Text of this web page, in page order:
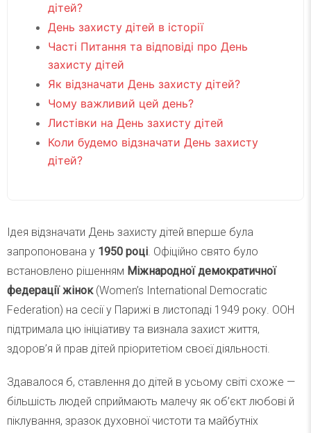
дітей?
День захисту дітей в історії
Часті Питання та відповіді про День
захисту дітей
Як відзначати День захисту дітей?
Чому важливий цей день?
Листівки на День захисту дітей
Коли будемо відзначати День захисту
дітей?
Ідея відзначати День захисту дітей вперше була
запропонована у 1950 році. Офіційно свято було
встановлено рішенням Міжнародної демократичної
федерації жінок (Women’s International Democratic
Federation) на сесії у Парижі в листопаді 1949 року. ООН
підтримала цю ініціативу та визнала захист життя,
здоров’я й прав дітей пріоритетіом своєї діяльності.
Здавалося б, ставлення до дітей в усьому світі схоже —
більшість людей сприймають малечу як об’єкт любові й
піклування, зразок духовної чистоти та майбутніх